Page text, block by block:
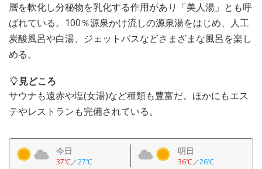
層を軟化し分秘物を乳化する作用があり「美人湯」とも呼
ばれている。100％源泉かけ流しの源泉湯をはじめ、人工
炭酸風呂や白湯、ジェットバスなどさまざまな風呂を楽し
める。
見どころ
サウナも遠赤や塩(女湯)など種類も豊富だ。ほかにもエス
テやレストランも完備されている。
今日
37℃／27℃
明日
36℃／26℃